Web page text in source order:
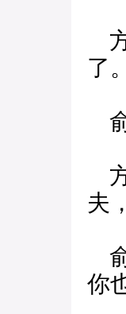
了
夫
你